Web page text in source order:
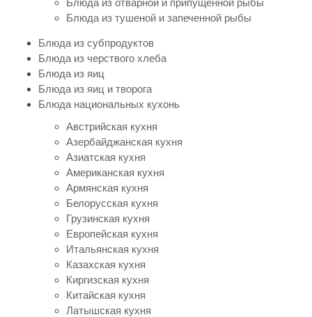
Блюда из тушеной и запеченной рыбы
Блюда из субпродуктов
Блюда из черствого хлеба
Блюда из яиц
Блюда из яиц и творога
Блюда национальных кухонь
Австрийская кухня
Азербайджанская кухня
Азиатская кухня
Американская кухня
Армянская кухня
Белорусская кухня
Грузинская кухня
Европейская кухня
Итальянская кухня
Казахская кухня
Киргизская кухня
Китайская кухня
Латышская кухня